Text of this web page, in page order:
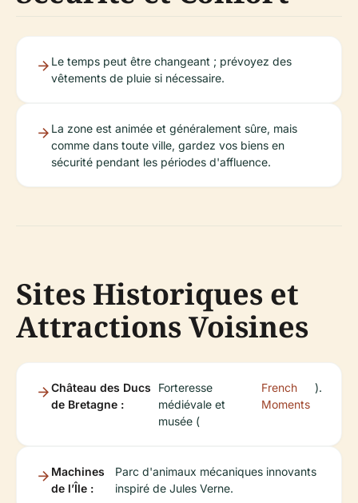
Le temps peut être changeant ; prévoyez des
vêtements de pluie si nécessaire.
La zone est animée et généralement sûre, mais
comme dans toute ville, gardez vos biens en
sécurité pendant les périodes d'affluence.
Sites Historiques et
Attractions Voisines
Château des Ducs
de Bretagne :
Forteresse
médiévale et
musée (
French
Moments
).
Machines
de l’Île :
Parc d'animaux mécaniques innovants
inspiré de Jules Verne.